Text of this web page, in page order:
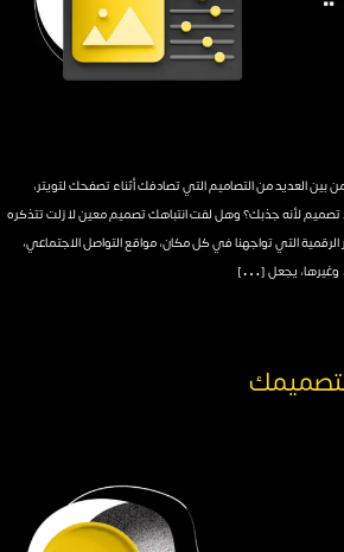
بين العديد من التصاميم التي تصادفك أثناء تصفحك لتويتر،
تصميم لأنه جذبك؟ وهل لفت انتباهك تصميم معين لا زلت تتذكره
الرقمية التي تواجهنا في كل مكان، مواقع التواصل الاجتماعي،
وغيرها، يجعل […]